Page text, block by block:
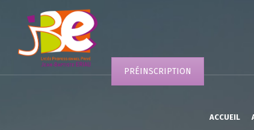
PRÉINSCRIPTION
ACCUEIL